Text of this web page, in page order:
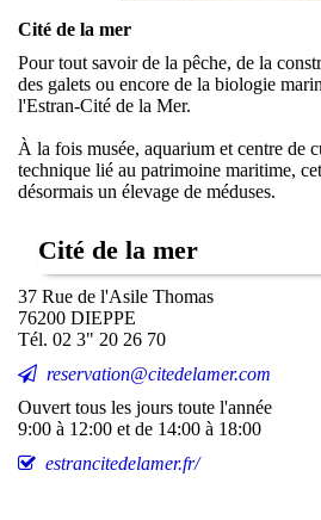
Cité de la mer
Pour tout savoir de la pêche, de la
des galets ou encore de la biologie
l'Estran-Cité de la Mer.
À la fois musée, aquarium et centre de
technique lié au patrimoine maritime,
désormais un élevage de méduses.
Cité de la mer
37 Rue de l'Asile Thomas
76200 DIEPPE
Tél. 02 3" 20 26 70
reservation@citedelamer.com
Ouvert tous les jours toute l'année
9:00 à 12:00 et de 14:00 à 18:00
estrancitedelamer.fr/